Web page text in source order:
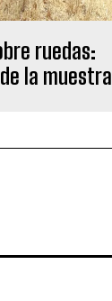
ruedas:
la muestra